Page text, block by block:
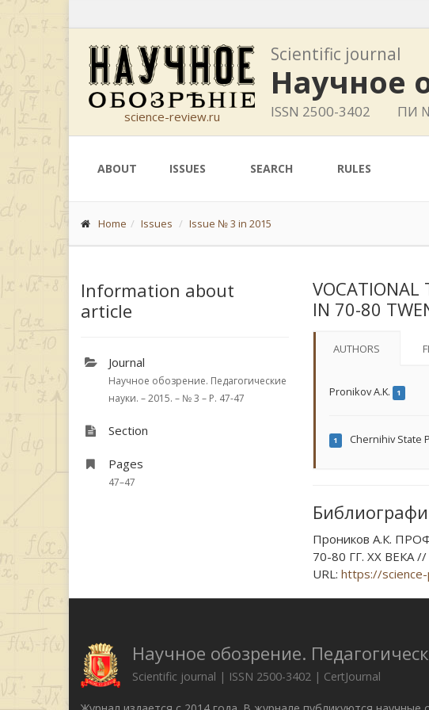
science-review.ru
Scientific journal
Научное
ISSN 2500-3402 ПИ
ABOUT ISSUES SEARCH RULES
Home Issues Issue № 3 in 2015
Information about
article
Journal
Научное обозрение. Педагогические
науки. – 2015. – № 3 – P. 47-47
Section
Pages
47–47
VOCATIONAL
IN 70-80
AUTHORS
Pronikov A.K. 1
1 Chernihiv State
Проников А.К.
70-80 ГГ. ХХ ВЕКА
URL: https://
Научное обозрение.
Scientific journal | ISSN 2500-3402 | CertJournal